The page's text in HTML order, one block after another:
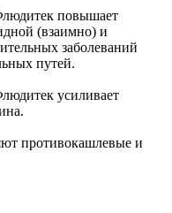
повышает
(взаимно) и
заболеваний
путей.
усиливает
противокашлевые и